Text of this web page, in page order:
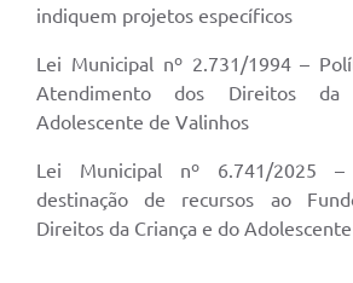
indiquem projetos específicos
Lei Municipal nº 2.731/1994 –
Atendimento dos Direitos
Adolescente de Valinhos
Lei Municipal nº 6.741/2025 –
destinação de recursos ao
Direitos da Criança e do